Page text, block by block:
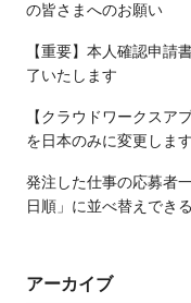
の皆さまへのお願い
【重要】本人確認申請
了いたします
【クラウドワークスア
を日本のみに変更します
発注した仕事の応募者
日順」に並べ替えでき
アーカイブ